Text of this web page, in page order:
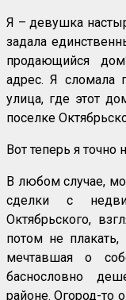
Я – девушка
задала
продающийся
адрес. Я сломала
улица, где этот
поселке
Вот теперь я
В любом случае,
сделки с
Октябрьского,
потом не
мечтавшая о
баснословно
районе. Огород-то